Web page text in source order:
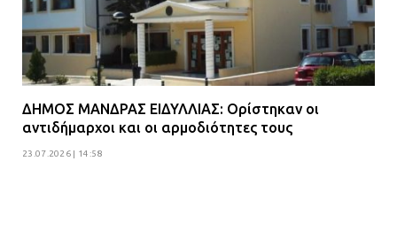
ΔΗΜΟΣ ΜΑΝΔΡΑΣ ΕΙΔΥΛΛΙΑΣ: Ορίστηκαν οι
αντιδήμαρχοι και οι αρμοδιότητες τους
23.07.2026 | 14:58